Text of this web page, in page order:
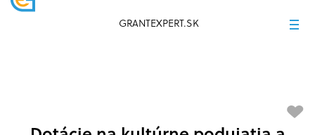
GRANTEXPERT.SK